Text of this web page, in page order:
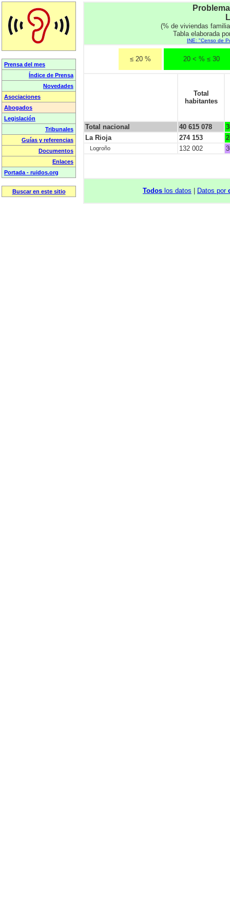
(% de viviendas
Tabla elaborada
INE: "Censo de
≤ 20 % 20 < % ≤ 30
Total
habitantes
Total nacional 40 615 078
La Rioja
274 153
Logroño 132 002
Todos los datos Datos por